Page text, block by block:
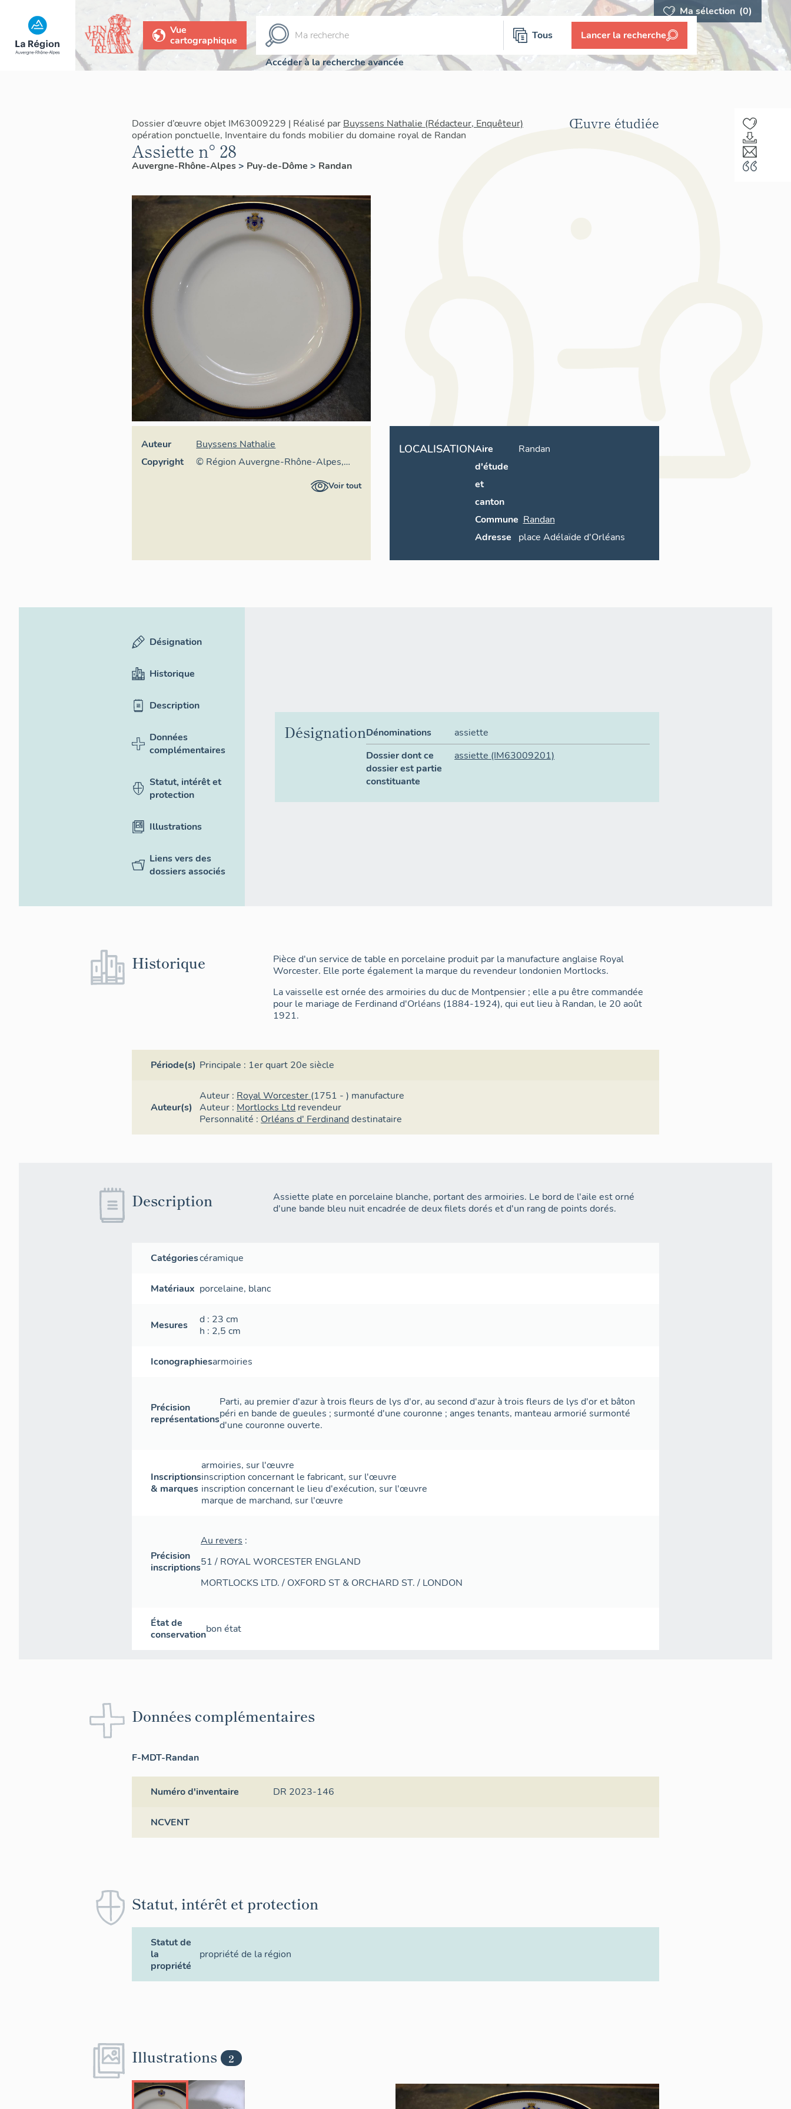
Ma sélection (0)
Vue
cartographique
Tous Lancer la recherche
Accéder à la recherche avancée
Dossier d’œuvre objet IM63009229 | Réalisé par Buyssens Nathalie (Rédacteur, Enquêteur)
opération ponctuelle, Inventaire du fonds mobilier du domaine royal de Randan
Assiette n° 28
Auvergne-Rhône-Alpes> Puy-de-Dôme > Randan
Œuvre étudiée
Auteur
Buyssens Nathalie
Copyright
© Région Auvergne-Rhône-Alpes,
Inventaire général du patrimoineVoir tout
LOCALISATIONAire
d'étude
et
canton
Randan
Commune Randan
Adresse
place Adélaïde d'Orléans
Désignation
Historique
Description
Données
complémentaires
Statut, intérêt et
protection
Illustrations
Liens vers des
dossiers associés
DésignationDénominations
assiette
Dossier dont ce
dossier est partie
constituante
assiette (IM63009201)
Historique
Pièce d'un service de table en porcelaine produit par la manufacture anglaise Royal
Worcester. Elle porte également la marque du revendeur londonien Mortlocks.
La vaisselle est ornée des armoiries du duc de Montpensier ; elle a pu être commandée
pour le mariage de Ferdinand d'Orléans (1884-1924), qui eut lieu à Randan, le 20 août
1921.
Période(s) Principale : 1er quart 20e siècle
Auteur(s)
Auteur : Royal Worcester (1751 - ) manufacture
Auteur : Mortlocks Ltd revendeur
Personnalité : Orléans d' Ferdinand destinataire
Description
Assiette plate en porcelaine blanche, portant des armoiries. Le bord de l'aile est orné
d'une bande bleu nuit encadrée de deux filets dorés et d'un rang de points dorés.
Catégoriescéramique
Matériaux porcelaine, blanc
Mesures d : 23cm
h : 2,5cm
Iconographiesarmoiries
Précision
représentations
Parti, au premier d'azur à trois fleurs de lys d'or, au second d'azur à trois fleurs de lys d'or et bâton
péri en bande de gueules ; surmonté d'une couronne ; anges tenants, manteau armorié surmonté
d'une couronne ouverte.
Inscriptions
& marques
armoiries, sur l'œuvre
inscription concernant le fabricant, sur l'œuvre
inscription concernant le lieu d'exécution, sur l'œuvre
marque de marchand, sur l'œuvre
Précision
inscriptions
Au revers :
51 / ROYAL WORCESTER ENGLAND
MORTLOCKS LTD. / OXFORD ST & ORCHARD ST. / LONDON
État de
conservationbon état
Données complémentaires
F-MDT-Randan
Numéro d'inventaire DR 2023-146
NCVENT
Statut, intérêt et protection
Statut de
la
propriété
propriété de la région
Illustrations 2